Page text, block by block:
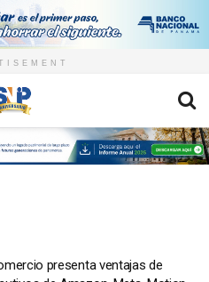
presenta ventajas de